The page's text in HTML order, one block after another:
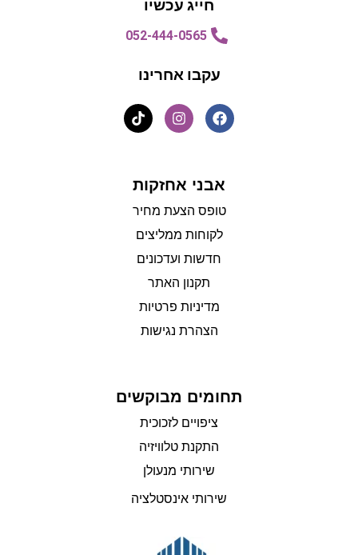
חייג עכשיו
052-444-0565
עקבו אחרינו
אבני אחזקות
טופס הצעת מחיר
לקוחות ממליצים
חדשות ועדכונים
תקנון האתר
מדיניות פרטיות
הצהרת נגישות
תחומים מבוקשים
ציפויים לזכוכית
התקנת טלוויזיה
שירותי מנעולן
שירותי אינסטלציה